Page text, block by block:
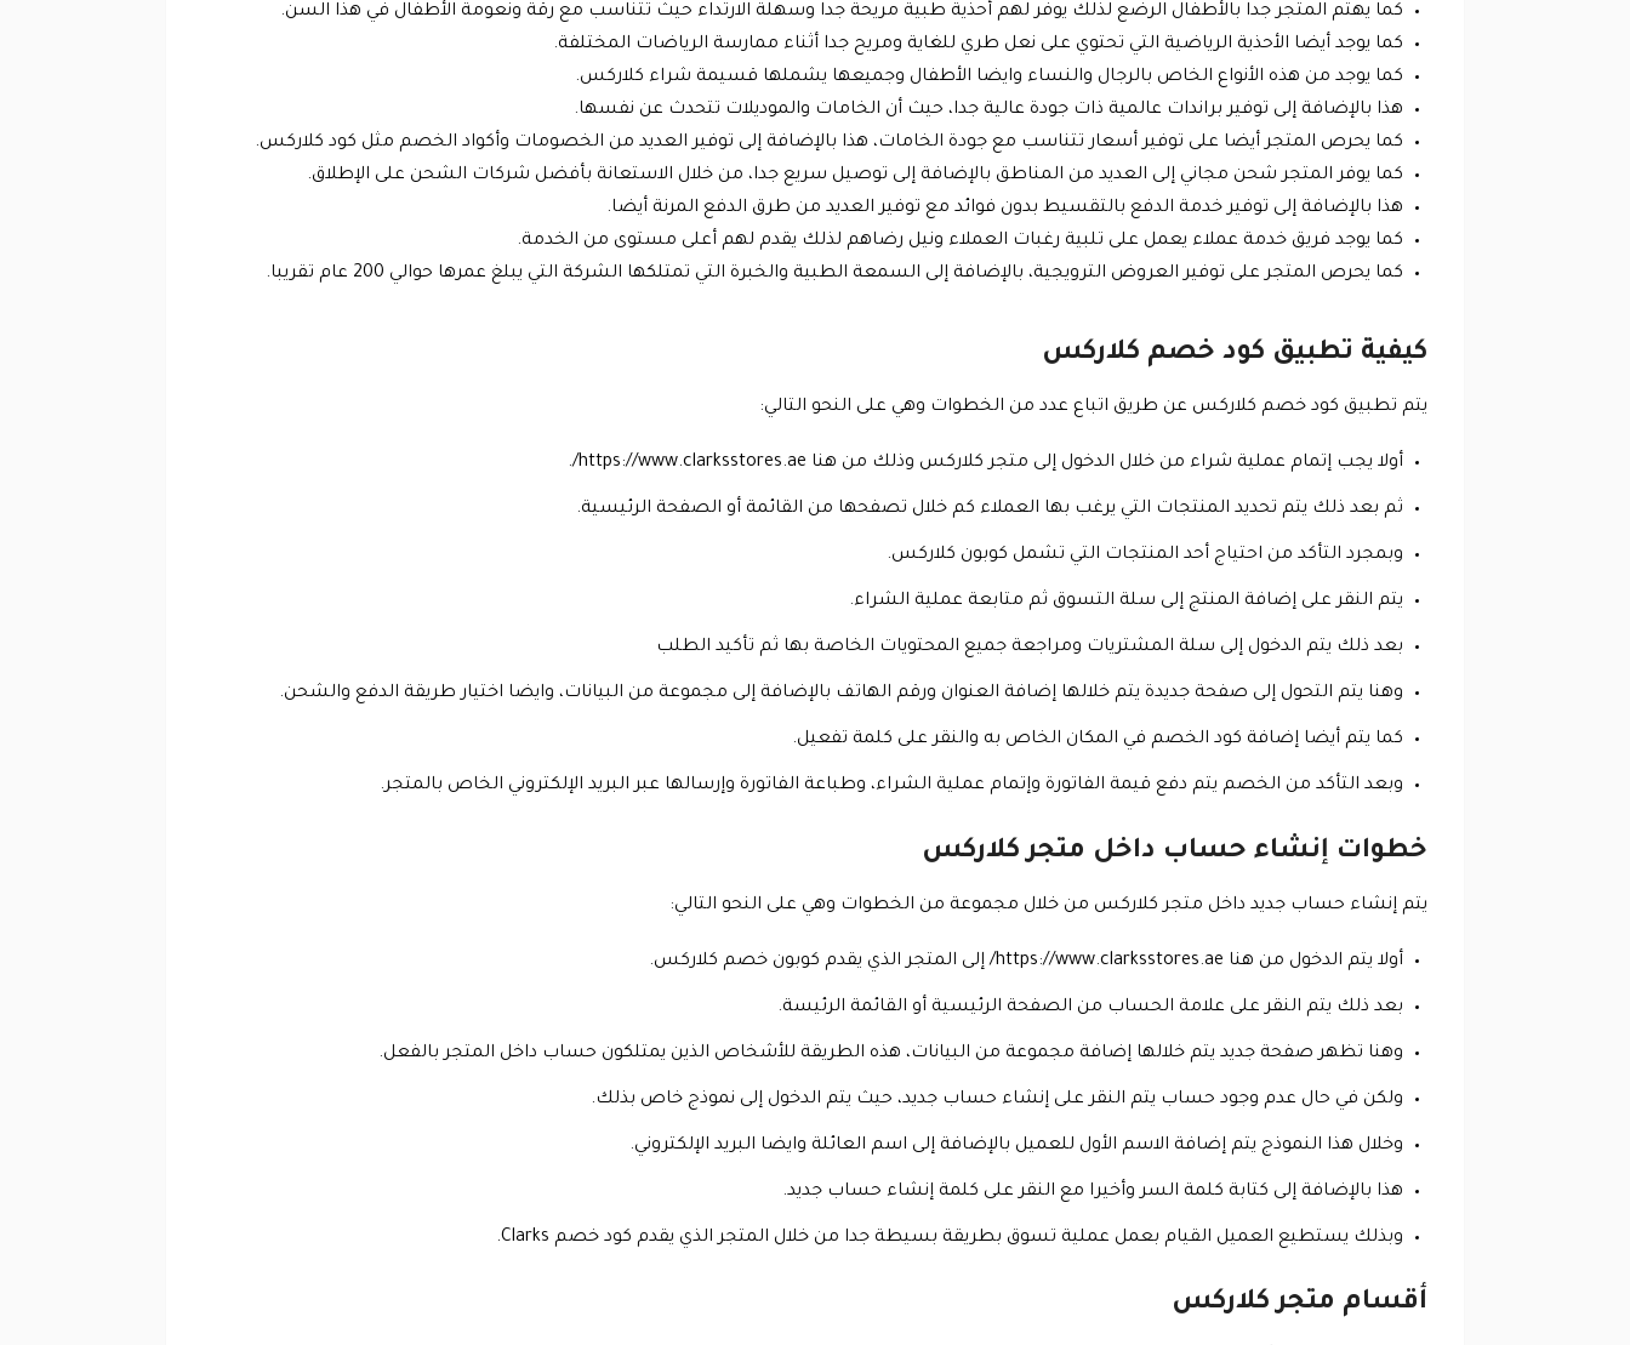
كما يهتم المتجر جدا بالأطفال الرضع لذلك يوفر لهم أحذية طبية مريحة جدا وسهلة الارتداء حيث تتناسب مع رقة ونعومة الأطفال في هذا السن.
كما يوجد أيضا الأحذية الرياضية التي تحتوي على نعل طري للغاية ومريح جدا أثناء ممارسة الرياضات المختلفة.
كما يوجد من هذه الأنواع الخاص بالرجال والنساء وايضا الأطفال وجميعها يشملها قسيمة شراء كلاركس.
هذا بالإضافة إلى توفير براندات عالمية ذات جودة عالية جدا، حيث أن الخامات والموديلات تتحدث عن نفسها.
كما يحرص المتجر أيضا على توفير أسعار تتناسب مع جودة الخامات، هذا بالإضافة إلى توفير العديد من الخصومات وأكواد الخصم مثل كود كلاركس.
كما يوفر المتجر شحن مجاني إلى العديد من المناطق بالإضافة إلى توصيل سريع جدا، من خلال الاستعانة بأفضل شركات الشحن على الإطلاق.
هذا بالإضافة إلى توفير خدمة الدفع بالتقسيط بدون فوائد مع توفير العديد من طرق الدفع المرنة أيضا.
كما يوجد فريق خدمة عملاء يعمل على تلبية رغبات العملاء ونيل رضاهم لذلك يقدم لهم أعلى مستوى من الخدمة.
كما يحرص المتجر على توفير العروض الترويجية، بالإضافة إلى السمعة الطبية والخبرة التي تمتلكها الشركة التي يبلغ عمرها حوالي 200 عام تقريبا.
كيفية تطبيق كود خصم كلاركس
يتم تطبيق كود خصم كلاركس عن طريق اتباع عدد من الخطوات وهي على النحو التالي:
أولا يجب إتمام عملية شراء من خلال الدخول إلى متجر كلاركس وذلك من هنا https://www.clarksstores.ae/.
ثم بعد ذلك يتم تحديد المنتجات التي يرغب بها العملاء كم خلال تصفحها من القائمة أو الصفحة الرئيسية.
وبمجرد التأكد من احتياج أحد المنتجات التي تشمل كوبون كلاركس.
يتم النقر على إضافة المنتج إلى سلة التسوق ثم متابعة عملية الشراء.
بعد ذلك يتم الدخول إلى سلة المشتريات ومراجعة جميع المحتويات الخاصة بها ثم تأكيد الطلب
وهنا يتم التحول إلى صفحة جديدة يتم خلالها إضافة العنوان ورقم الهاتف بالإضافة إلى مجموعة من البيانات، وايضا اختيار طريقة الدفع والشحن.
كما يتم أيضا إضافة كود الخصم في المكان الخاص به والنقر على كلمة تفعيل.
وبعد التأكد من الخصم يتم دفع قيمة الفاتورة وإتمام عملية الشراء، وطباعة الفاتورة وإرسالها عبر البريد الإلكتروني الخاص بالمتجر.
خطوات إنشاء حساب داخل متجر كلاركس
يتم إنشاء حساب جديد داخل متجر كلاركس من خلال مجموعة من الخطوات وهي على النحو التالي:
أولا يتم الدخول من هنا https://www.clarksstores.ae/ إلى المتجر الذي يقدم كوبون خصم كلاركس.
بعد ذلك يتم النقر على علامة الحساب من الصفحة الرئيسية أو القائمة الرئيسة.
وهنا تظهر صفحة جديد يتم خلالها إضافة مجموعة من البيانات، هذه الطريقة للأشخاص الذين يمتلكون حساب داخل المتجر بالفعل.
ولكن في حال عدم وجود حساب يتم النقر على إنشاء حساب جديد، حيث يتم الدخول إلى نموذج خاص بذلك.
وخلال هذا النموذج يتم إضافة الاسم الأول للعميل بالإضافة إلى اسم العائلة وايضا البريد الإلكتروني.
هذا بالإضافة إلى كتابة كلمة السر وأخيرا مع النقر على كلمة إنشاء حساب جديد.
وبذلك يستطيع العميل القيام بعمل عملية تسوق بطريقة بسيطة جدا من خلال المتجر الذي يقدم كود خصم Clarks.
أقسام متجر كلاركس